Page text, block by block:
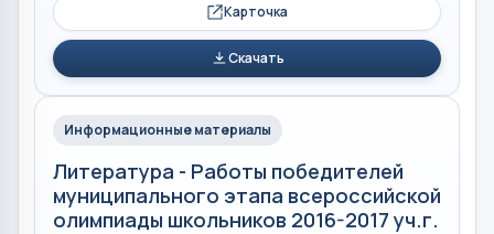
Карточка
Скачать
Информационные материалы
Литература - Работы победителей
муниципального этапа всероссийской
олимпиады школьников 2016-2017 уч.г.